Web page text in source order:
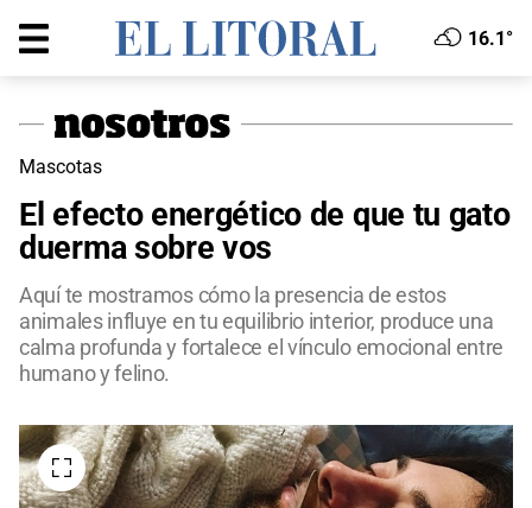
16.1°
Mascotas
El efecto energético de que tu gato
duerma sobre vos
Aquí te mostramos cómo la presencia de estos
animales influye en tu equilibrio interior, produce una
calma profunda y fortalece el vínculo emocional entre
humano y felino.